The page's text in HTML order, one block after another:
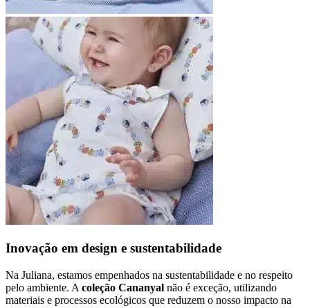
Inovação em design e sustentabilidade
Na Juliana, estamos empenhados na sustentabilidade e no respeito
pelo ambiente. A coleção Cananyal não é exceção, utilizando
materiais e processos ecológicos que reduzem o nosso impacto na